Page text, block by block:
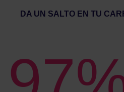
DA UN SALTO EN TU